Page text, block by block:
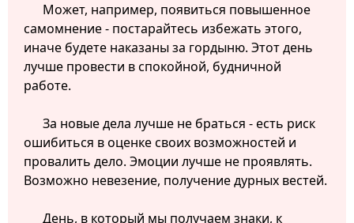
Может, например, появиться повышенное
самомнение - постарайтесь избежать этого,
иначе будете наказаны за гордыню. Этот день
лучше провести в спокойной, будничной
работе.
За новые дела лучше не браться - есть риск
ошибиться в оценке своих возможностей и
провалить дело. Эмоции лучше не проявлять.
Возможно невезение, получение дурных вестей.
День, в который мы получаем знаки, к